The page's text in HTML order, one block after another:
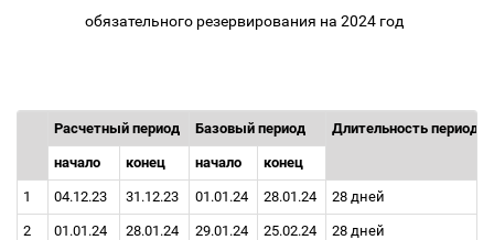
обязательного резервирования на 2024 год
Расчетный период Базовый период Длительность периода
начало конец начало конец
1 04.12.23 31.12.23 01.01.24 28.01.24 28 дней
2 01.01.24 28.01.24 29.01.24 25.02.24 28 дней